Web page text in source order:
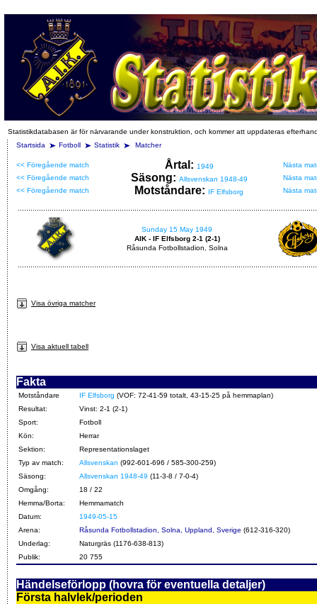
Statistikdatabasen är för närvarande under konstruktion, och kommer att uppdateras
Startsida
Fotboll Statistik Matcher
<< Föregående match Årtal: 1949
Nästa
<< Föregående match
Säsong: Allsvenskan 1948-49
Nästa
<< Föregående match
Motståndare: IF Elfsborg Nästa
Sunday 15 May 1949
AIK - IF Elfsborg 2-1 (2-1)
Råsunda Fotbollstadion, Solna
Visa övriga matcher
Visa aktuell tabell
Fakta
Motståndare IF Elfsborg (VOF: 72-41-59 totalt, 43-15-25 på hemmaplan)
Resultat:
Vinst: 2-1 (2-1)
Sport:
Fotboll
Kön:
Herrar
Sektion:
Representationslaget
Typ av match:
Allsvenskan (992-601-696 / 585-300-259)
Säsong:
Allsvenskan 1948-49 (11-3-8 / 7-0-4)
Omgång:
18 / 22
Hemma/Borta:
Hemmamatch
Datum:
1949-05-15
Arena:
Råsunda Fotbollstadion, Solna, Uppland, Sverige (612-316-320)
Underlag:
Naturgräs (1176-638-813)
Publik:
20 755
Händelseförlopp (hovra för eventuella detaljer)
Första halvlek/perioden